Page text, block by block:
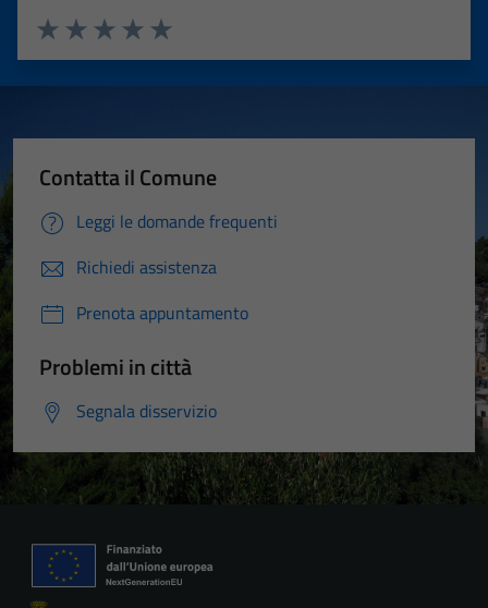
Valuta 5 stelle su 5
Valuta 4 stelle su 5
Valuta 3 stelle su 5
Valuta 2 stelle su 5
Valuta 1 stelle su 5
Contatta il Comune
Leggi le domande frequenti
Richiedi assistenza
Prenota appuntamento
Problemi in città
Segnala disservizio